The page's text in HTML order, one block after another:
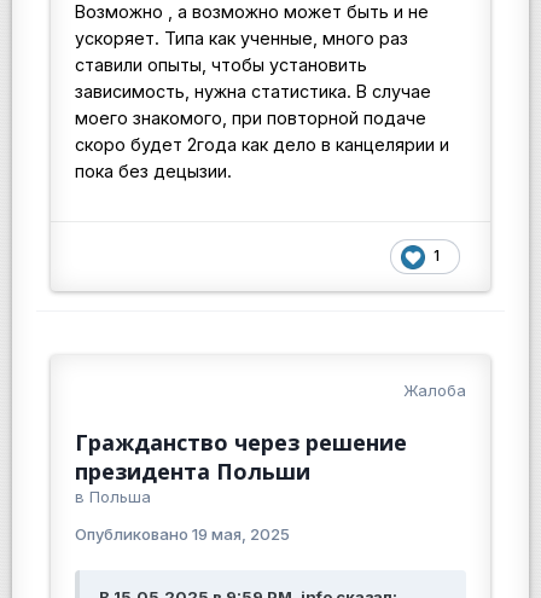
Возможно , а возможно может быть и не
ускоряет. Типа как ученные, много раз
ставили опыты, чтобы установить
зависимость, нужна статистика. В случае
моего знакомого, при повторной подаче
скоро будет 2года как дело в канцелярии и
пока без децызии.
1
Жалоба
Гражданство через решение
президента Польши
в Польша
Опубликовано 19 мая, 2025